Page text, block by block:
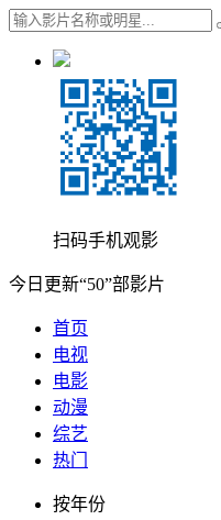
扫码手机观影
今日更新“50”部影片
首页
电视
电影
动漫
综艺
热门
按年份